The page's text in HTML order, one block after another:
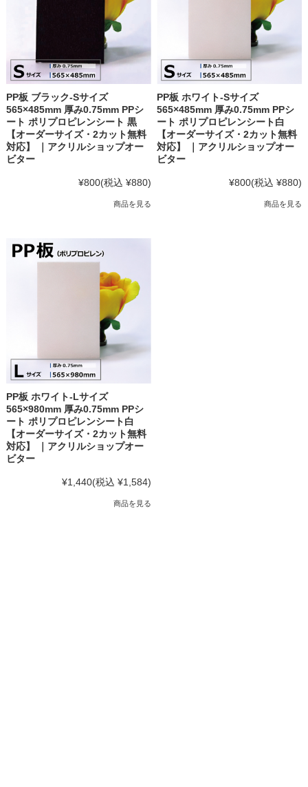
PP板 ブラック-Sサイズ
565×485mm 厚み0.75mm PPシ
ート ポリプロピレンシート 黒
【オーダーサイズ・2カット無料
対応】 ｜アクリルショップオー
ビター
¥800(税込 ¥880)
商品を見る
PP板 ホワイト-Sサイズ
565×485mm 厚み0.75mm PPシ
ート ポリプロピレンシート白
【オーダーサイズ・2カット無料
対応】 ｜アクリルショップオー
ビター
¥800(税込 ¥880)
商品を見る
PP板 ホワイト-Lサイズ
565×980mm 厚み0.75mm PPシ
ート ポリプロピレンシート白
【オーダーサイズ・2カット無料
対応】 ｜アクリルショップオー
ビター
¥1,440(税込 ¥1,584)
商品を見る